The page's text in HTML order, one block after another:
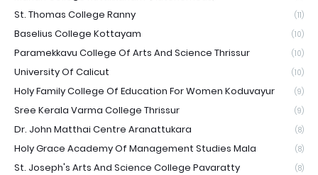
St. Thomas College Ranny (11)
Baselius College Kottayam (10)
Paramekkavu College Of Arts And Science Thrissur (10)
University Of Calicut (10)
Holy Family College Of Education For Women Koduvayur (9)
Sree Kerala Varma College Thrissur (9)
Dr. John Matthai Centre Aranattukara (8)
Holy Grace Academy Of Management Studies Mala (8)
St. Joseph's Arts And Science College Pavaratty (8)